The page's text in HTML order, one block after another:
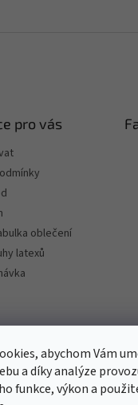
abychom Vám
a díky analýze
funkce, výkon a
pro vás
oblečení
latexů
Rinat